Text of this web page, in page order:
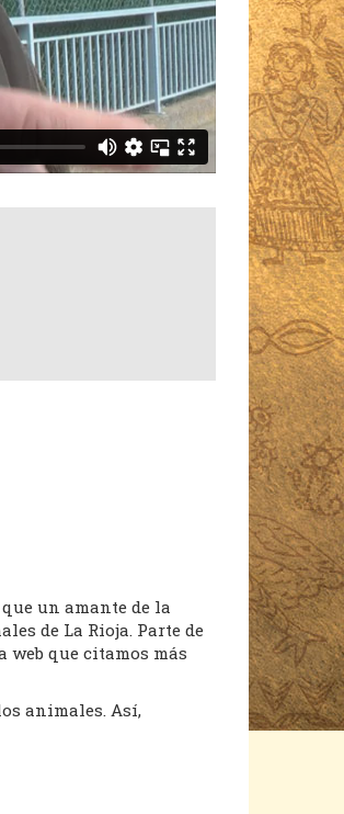
un amante de la
de La Rioja. Parte de
que citamos más
animales. Así,